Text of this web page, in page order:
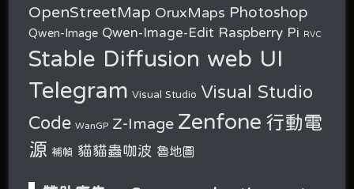
OpenStreetMap OruxMaps Photoshop
Qwen-Image Qwen-Image-Edit Raspberry Pi RVC
Stable Diffusion web UI
Telegram Visual Studio Visual Studio
Code WanGP Z-Image Zenfone 行動電
源 補幀 貓貓蟲咖波 魯地圖